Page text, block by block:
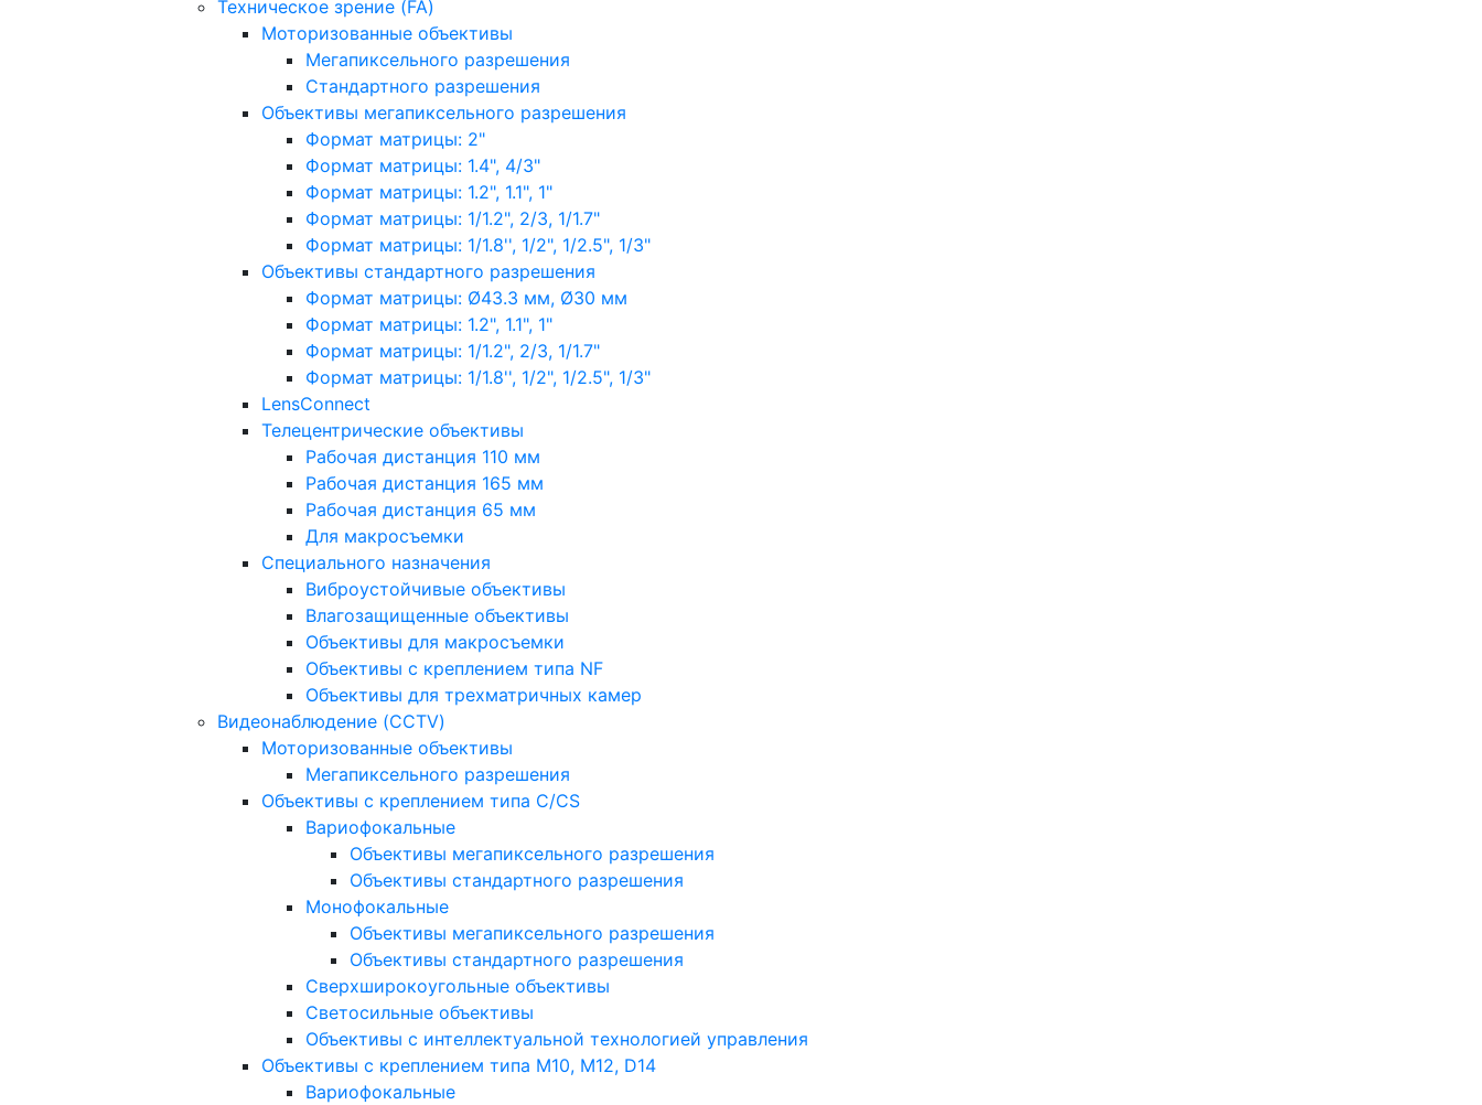
Техническое зрение (FA)
Моторизованные объективы
Мегапиксельного разрешения
Стандартного разрешения
Объективы мегапиксельного разрешения
Формат матрицы: 2"
Формат матрицы: 1.4", 4/3"
Формат матрицы: 1.2", 1.1", 1"
Формат матрицы: 1/1.2", 2/3, 1/1.7"
Формат матрицы: 1/1.8'', 1/2", 1/2.5", 1/3"
Объективы стандартного разрешения
Формат матрицы: Ø43.3 мм, Ø30 мм
Формат матрицы: 1.2", 1.1", 1"
Формат матрицы: 1/1.2", 2/3, 1/1.7"
Формат матрицы: 1/1.8'', 1/2", 1/2.5", 1/3"
LensConnect
Телецентрические объективы
Рабочая дистанция 110 мм
Рабочая дистанция 165 мм
Рабочая дистанция 65 мм
Для макросъемки
Специального назначения
Виброустойчивые объективы
Влагозащищенные объективы
Объективы для макросъемки
Объективы с креплением типа NF
Объективы для трехматричных камер
Видеонаблюдение (CCTV)
Моторизованные объективы
Мегапиксельного разрешения
Объективы с креплением типа C/CS
Вариофокальные
Объективы мегапиксельного разрешения
Объективы стандартного разрешения
Монофокальные
Объективы мегапиксельного разрешения
Объективы стандартного разрешения
Сверхширокоугольные объективы
Светосильные объективы
Объективы с интеллектуальной технологией управления
Объективы с креплением типа M10, M12, D14
Вариофокальные